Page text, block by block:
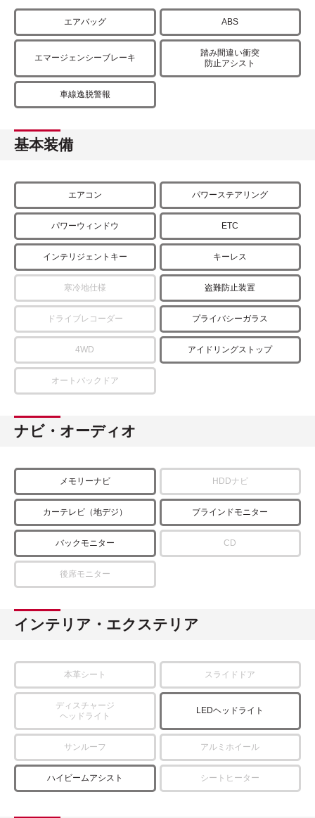
エアバッグ ABS
エマージェンシーブレーキ
踏み間違い衝突
防止アシスト
車線逸脱警報
基本装備
エアコン パワーステアリング
パワーウィンドウ ETC
インテリジェントキー キーレス
寒冷地仕様 盗難防止装置
ドライブレコーダー プライバシーガラス
4WD アイドリングストップ
オートバックドア
ナビ・オーディオ
メモリーナビ HDDナビ
カーテレビ（地デジ） ブラインドモニター
バックモニター CD
後席モニター
インテリア・エクステリア
本革シート スライドドア
ディスチャージ
ヘッドライト
LEDヘッドライト
サンルーフ アルミホイール
ハイビームアシスト シートヒーター